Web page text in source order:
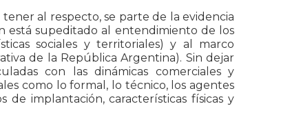
al respecto, se parte de la evidencia
está supeditado al entendimiento de los
sociales y territoriales) y al marco
de la República Argentina). Sin dejar
con las dinámicas comerciales y
como lo formal, lo técnico, los agentes
implantación, características físicas y